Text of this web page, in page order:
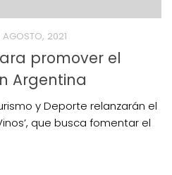
AGOSTO, 2021
promover el
Argentina
y Deporte relanzarán el
que busca fomentar el